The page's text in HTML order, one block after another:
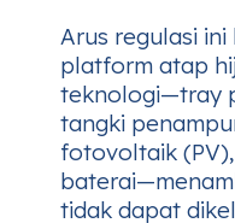
Arus regulasi
platform atap
teknologi—tray
tangki
fotovoltaik
tidak dapat